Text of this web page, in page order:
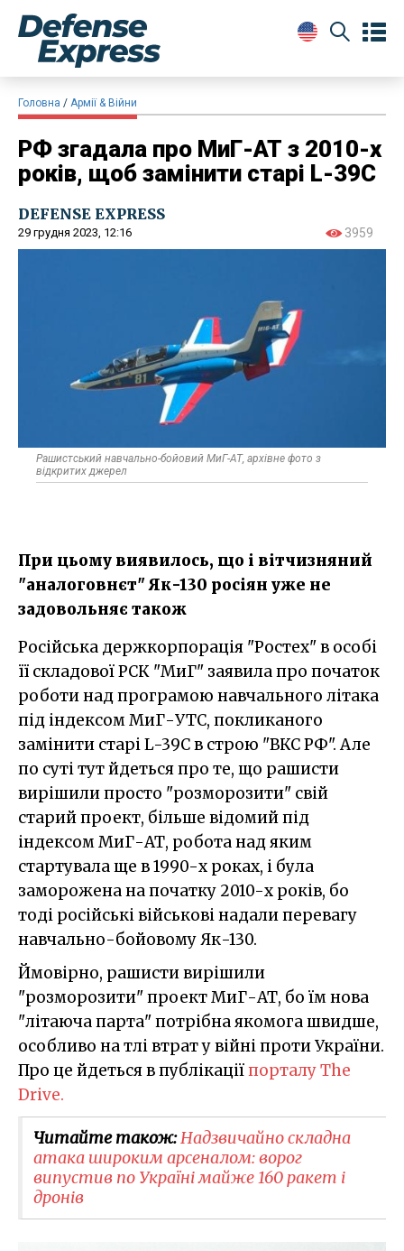
Головна Армії & Війни
РФ згадала про МиГ-АТ з 2010-х
років, щоб замінити старі L-39C
DEFENSE EXPRESS
29 грудня 2023, 12:16 3959
Рашистський навчально-бойовий МиГ-АТ, архівне фото з
відкритих джерел
При цьому виявилось, що і вітчизняний
"аналоговнєт" Як-130 росіян уже не
задовольняє також
Російська держкорпорація "Ростех" в особі
її складової РСК "МиГ" заявила про початок
роботи над програмою навчального літака
під індексом МиГ-УТС, покликаного
замінити старі L-39C в строю "ВКС РФ". Але
по суті тут йдеться про те, що рашисти
вирішили просто "розморозити" свій
старий проект, більше відомий під
індексом МиГ-АТ, робота над яким
стартувала ще в 1990-х роках, і була
заморожена на початку 2010-х років, бо
тоді російські військові надали перевагу
навчально-бойовому Як-130.
Ймовірно, рашисти вирішили
"розморозити" проект МиГ-АТ, бо їм нова
"літаюча парта" потрібна якомога швидше,
особливо на тлі втрат у війні проти України.
Про це йдеться в публікаціїпорталу The
Drive.
Читайте також:Надзвичайно складна
атака широким арсеналом: ворог
випустив по Україні майже 160 ракет і
дронів